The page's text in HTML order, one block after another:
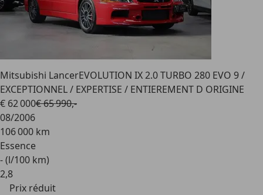
Mitsubishi LancerEVOLUTION IX 2.0 TURBO 280 EVO 9 /
EXCEPTIONNEL / EXPERTISE / ENTIEREMENT D ORIGINE
€ 62 000€ 65 990,-
08/2006
106 000 km
Essence
- (l/100 km)
2,8
Prix réduit